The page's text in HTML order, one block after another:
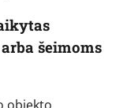
šeimoms